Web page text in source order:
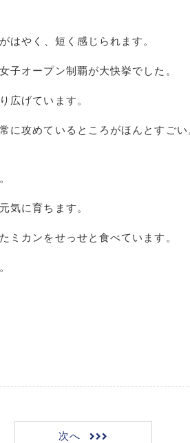
はやく、短く感じられます。
子オープン制覇が大快挙でした。
広げています。
に攻めているところがほんとすごい
気に育ちます。
ミカンをせっせと食べています。
次へ